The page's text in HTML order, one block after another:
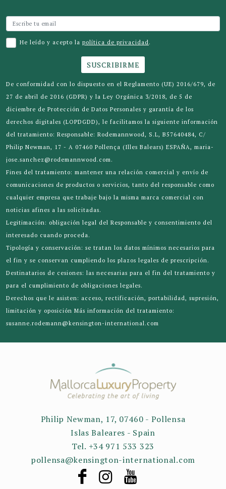
He leído y acepto la política de privacidad.
SUSCRIBIRME
De conformidad con lo dispuesto en el Reglamento (UE) 2016/679, de
27 de abril de 2016 (GDPR) y la Ley Orgánica 3/2018, de 5 de
diciembre de Protección de Datos Personales y garantía de los
derechos digitales (LOPDGDD), le facilitamos la siguiente información
del tratamiento: Responsable: Rodemannwood, S.L, B57640484, C/
Philip Newman, 17 - A 07460 Pollença (Illes Balears) ESPAÑA, maria-
jose.sanchez@rodemannwood.com.
Fines del tratamiento: mantener una relación comercial y envío de
comunicaciones de productos o servicios, tanto del responsable como
cualquier empresa que trabaje bajo la misma marca comercial con
noticias afines a las solicitadas.
Legitimación: obligación legal del Responsable y consentimiento del
interesado cuando proceda.
Tipología y conservación: se tratan los datos mínimos necesarios para
el fin y se conservan cumpliendo los plazos legales de prescripción.
Destinatarios de cesiones: las necesarias para el fin del tratamiento y
para el cumplimiento de obligaciones legales.
Derechos que le asisten: acceso, rectificación, portabilidad, supresión,
limitación y oposición Más información del tratamiento:
susanne.rodemann@kensington-international.com
Philip Newman, 17, 07460 - Pollensa
Islas Baleares - Spain
Tel. +34 971 533 323
pollensa@kensington-international.com